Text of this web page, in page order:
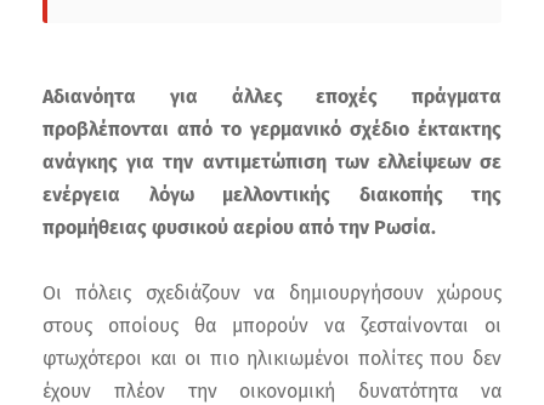
Αδιανόητα για άλλες εποχές πράγματα
προβλέπονται από το γερμανικό σχέδιο έκτακτης
ανάγκης για την αντιμετώπιση των ελλείψεων σε
ενέργεια λόγω μελλοντικής διακοπής της
προμήθειας φυσικού αερίου από την Ρωσία.
Οι πόλεις σχεδιάζουν να δημιουργήσουν χώρους
στους οποίους θα μπορούν να ζεσταίνονται οι
φτωχότεροι και οι πιο ηλικιωμένοι πολίτες που δεν
έχουν πλέον την οικονομική δυνατότητα να